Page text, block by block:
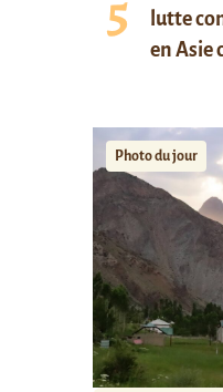
lutte
en Asie
Photo du jour